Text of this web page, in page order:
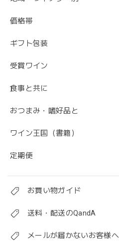
価格帯
ギフト包装
受賞ワイン
食事と共に
おつまみ・嗜好品と
ワイン王国（書籍）
定期便
お買い物ガイド
送料・配送のQandA
メールが届かないお客様へ